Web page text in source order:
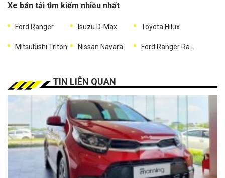
Xe bán tải tìm kiếm nhiều nhất
Ford Ranger Isuzu D-Max Toyota Hilux
Mitsubishi Triton Nissan Navara Ford Ranger Raptor
TIN LIÊN QUAN